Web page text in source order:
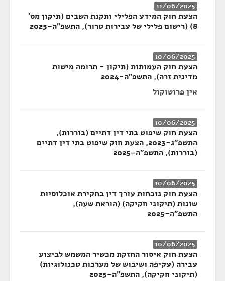
11/06/2025
הצעת חוק המידע הפלילי ותקנת השבים (תיקון מס'
8) (רישום פלילי של עבירות טרור), התשפ"ה–2025
10/06/2025
הצעת חוק העמותות (תיקון - תרומה מישות
מדינית זרה), התשפ"ה-2024
אין פרוטוקול
10/06/2025
הצעת חוק שיפוט בתי דין דתיים (בוררות),
התשפ"ג-2023, הצעת חוק שיפוט בתי דין דתיים
(בוררות), התשפ"ה–2025
10/06/2025
הצעת חוק נוכחות עורך דין בחקירת אוכלוסיות
שונות (תיקוני חקיקה) (הוראת שעה),
התשפ"ה-2025
10/06/2025
הצעת חוק איסור החזקת מכשיר המשמש לביצוע
עבירה (עקיפה ושיבוש של מערכות טכנולוגיות)
(תיקוני חקיקה), התשפ"ה–2025